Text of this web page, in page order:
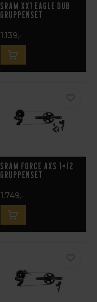
Sram XX1 Eagle DUB
Gruppenset
1.139,-
Sram Force AXS 1×12
Gruppenset
1.749,-